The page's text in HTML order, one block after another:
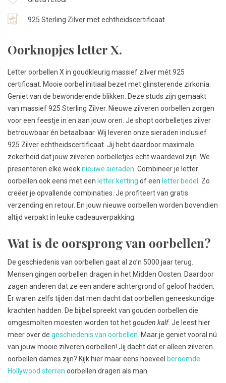
Zilver
aantal 925 Sterling Zilver met echtheidscertificaat
Oorknopjes letter X.
Letter oorbellen X in goudkleurig massief zilver mét 925
certificaat. Mooie oorbel initiaal bezet met glinsterende zirkonia.
Geniet van de bewonderende blikken. Deze studs zijn gemaakt
van massief 925 Sterling Zilver. Nieuwe zilveren oorbellen zorgen
voor een feestje in en aan jouw oren. Je shopt oorbelletjes zilver
betrouwbaar én betaalbaar. Wij leveren onze sieraden inclusief
925 Zilver echtheidscertificaat. Jij hebt daardoor maximale
zekerheid dat jouw zilveren oorbelletjes echt waardevol zijn. We
presenteren elke weeknieuwe sieraden . Combineer je letter
oorbellen ook eens met een letter ketting of een letter bedel
. Zo
creëer je opvallende combinaties. Je profiteert van gratis
verzending en retour. En jouw nieuwe oorbellen worden bovendien
altijd verpakt in leuke cadeauverpakking.
Wat is de oorsprong van oorbellen?
De geschiedenis van oorbellen gaat al zo’n 5000 jaar terug.
Mensen gingen oorbellen dragen in het Midden Oosten. Daardoor
zagen anderen dat ze een andere achtergrond of geloof hadden.
Er waren zelfs tijden dat men dacht dat oorbellen geneeskundige
krachten hadden. De bijbel spreekt van gouden oorbellen die
omgesmolten moesten worden tot hetgouden kalf. Je leest hier
meer over de geschiedenis van oorbellen. Maar je geniet vooral nú
van jouw mooie zilveren oorbellen! Jij dacht dat er alleen zilveren
oorbellen dames zijn? Kijk hier maar eens hoeveel beroemde
Hollywood sterren oorbellen dragen als man.